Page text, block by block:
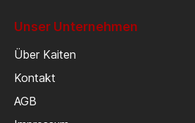
Unser Unternehmen
Über Kaiten
Kontakt
AGB